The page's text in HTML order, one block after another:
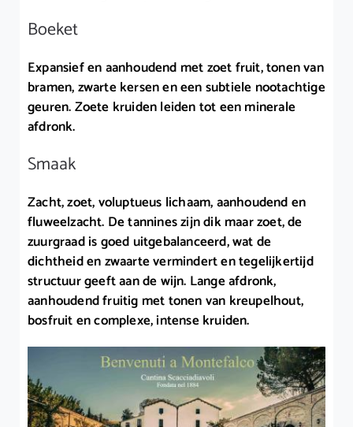
Boeket
Expansief en aanhoudend met zoet fruit, tonen van
bramen, zwarte kersen en een subtiele nootachtige
geuren. Zoete kruiden leiden tot een minerale
afdronk.
Smaak
Zacht, zoet, voluptueus lichaam, aanhoudend en
fluweelzacht. De tannines zijn dik maar zoet, de
zuurgraad is goed uitgebalanceerd, wat de
dichtheid en zwaarte vermindert en tegelijkertijd
structuur geeft aan de wijn. Lange afdronk,
aanhoudend fruitig met tonen van kreupelhout,
bosfruit en complexe, intense kruiden.